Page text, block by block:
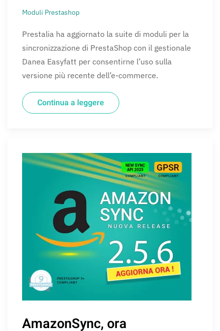
Moduli Prestashop
Prestalia ha aggiornato la suite di moduli per la
sincronizzazione di PrestaShop con il gestionale
Danea Easyfatt per consentirne l’uso sulla
versione più recente dell’e-commerce.
Continua a leggere
AmazonSync, ora